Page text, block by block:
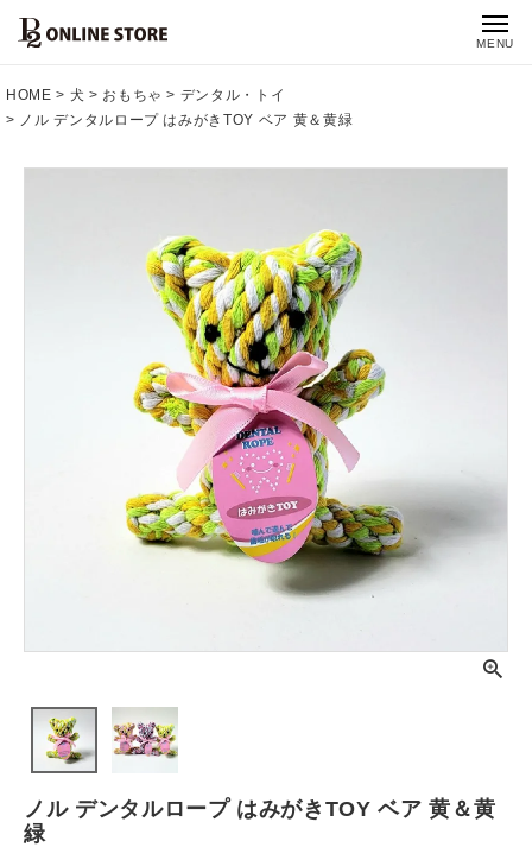
MENU
HOME 犬 おもちゃ
デンタル・トイ
ノル デンタルロープ はみがきTOY ベア 黄＆黄緑
ノル デンタルロープ はみがきTOY ベア 黄＆黄
緑